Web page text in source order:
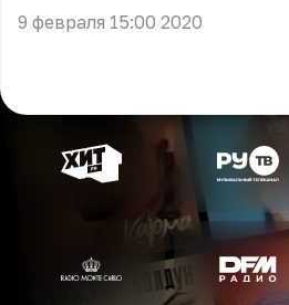
9 февраля 15:00 2020